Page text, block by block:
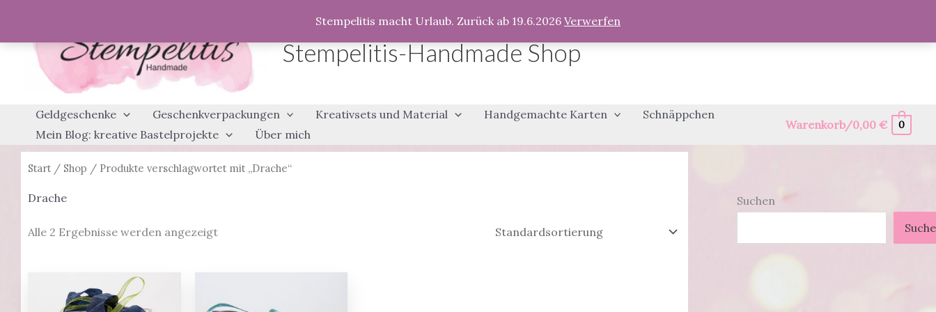
Stempelitis macht Urlaub. Zurück ab 19.6.2026 Verwerfen
springen
Stempelitis-Handmade Shop
Geldgeschenke Geschenkverpackungen Kreativsets und Material Handgemachte Karten
Schnäppchen
Mein Blog: kreative Bastelprojekte
Über mich
Warenkorb/0,00€ 0
Start / Shop / Produkte verschlagwortet mit „Drache“
Drache
Alle 2 Ergebnisse werden angezeigt
Suchen